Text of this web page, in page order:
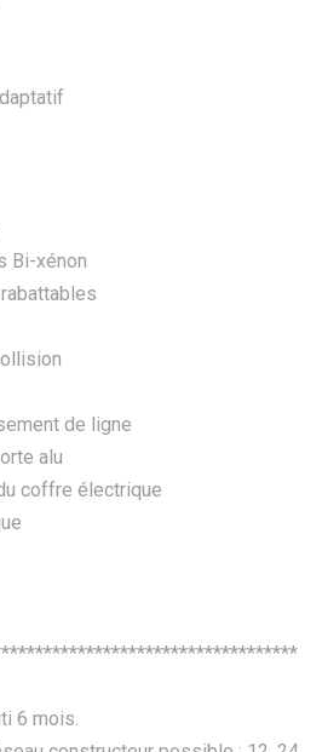
Bi-xénon
de ligne
alu
coffre électrique
6 mois.